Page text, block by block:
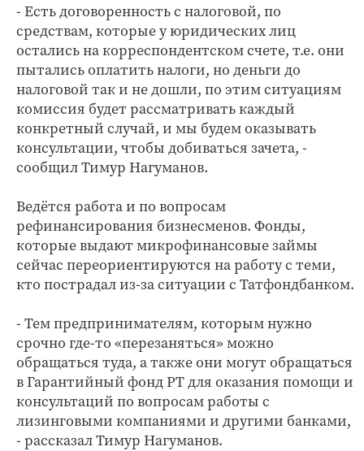
- Есть договоренность с налоговой, по
средствам, которые у юридических лиц
остались на корреспондентском счете, т.е. они
пытались оплатить налоги, но деньги до
налоговой так и не дошли, по этим ситуациям
комиссия будет рассматривать каждый
конкретный случай, и мы будем оказывать
консультации, чтобы добиваться зачета, -
сообщил Тимур Нагуманов.
Ведётся работа и по вопросам
рефинансирования бизнесменов. Фонды,
которые выдают микрофинансовые займы
сейчас переориентируются на работу с теми,
кто пострадал из-за ситуации с Татфондбанком.
- Тем предпринимателям, которым нужно
срочно где-то «перезаняться» можно
обращаться туда, а также они могут обращаться
в Гарантийный фонд РТ для оказания помощи и
консультаций по вопросам работы с
лизинговыми компаниями и другими банками,
- рассказал Тимур Нагуманов.